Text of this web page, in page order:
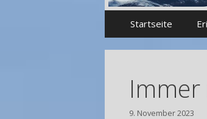
Startseite
9. November 2023